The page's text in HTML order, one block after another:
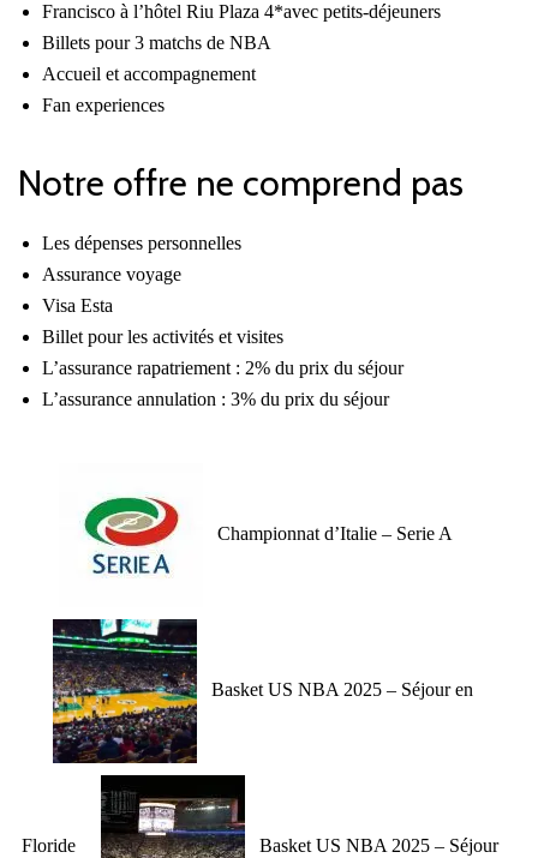
Francisco à l’hôtel Riu Plaza 4*avec petits-déjeuners
Billets pour 3 matchs de NBA
Accueil et accompagnement
Fan experiences
Notre offre ne comprend pas
Les dépenses personnelles
Assurance voyage
Visa Esta
Billet pour les activités et visites
L’assurance rapatriement : 2% du prix du séjour
L’assurance annulation : 3% du prix du séjour
Championnat d’Italie – Serie A
Basket US NBA 2025 – Séjour en
Floride Basket US NBA 2025 – Séjour